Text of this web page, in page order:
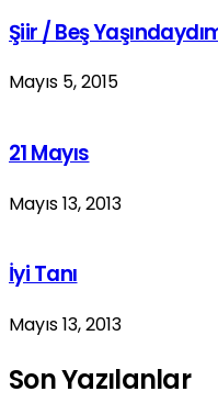
Şiir / Beş
Mayıs 5, 2015
21 Mayıs
Mayıs 13, 2013
İyi Tanı
Mayıs 13, 2013
Son Yazılanlar